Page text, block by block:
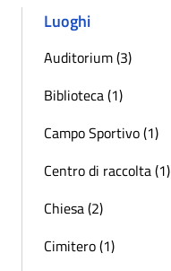
Luoghi
Auditorium (3)
Biblioteca (1)
Campo Sportivo (1)
Centro di raccolta (1)
Chiesa (2)
Cimitero (1)